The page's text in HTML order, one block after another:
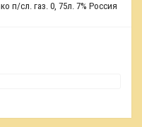
п/сл. газ. 0, 75л. 7% Россия